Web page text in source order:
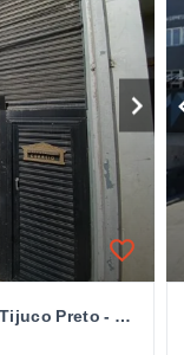
Galpão para locação 525m² - Bairro Tijuco Preto - Cotia/SP